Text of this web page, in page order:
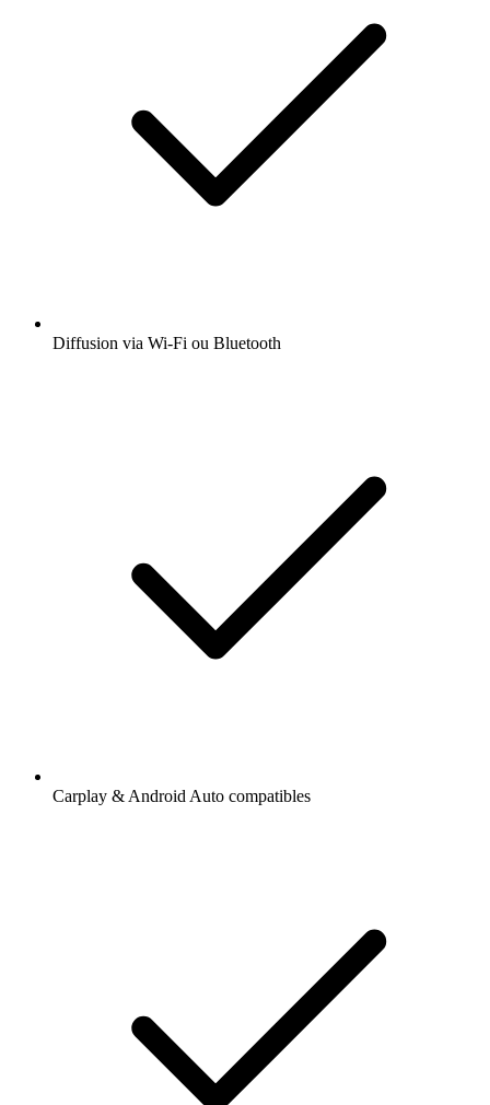
Diffusion via Wi-Fi ou Bluetooth
Carplay & Android Auto compatibles